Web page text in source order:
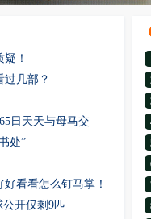
！
过几部？
日天天与母马交
处”
看看怎么钉马掌！
开仅剩9匹